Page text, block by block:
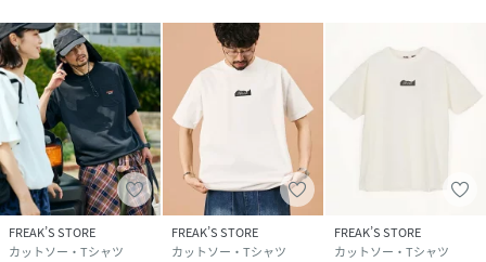
FREAK’S STORE
カットソー・Tシャツ
FREAK’S STORE
カットソー・Tシャツ
FREAK’S STORE
カットソー・Tシャツ